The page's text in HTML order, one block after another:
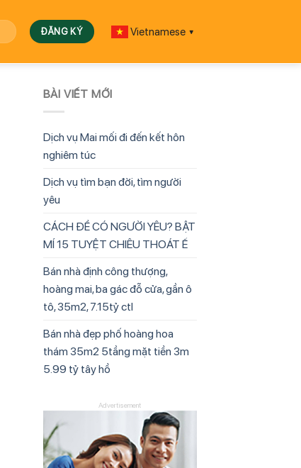
Vietnamese ▼
BÀI VIẾT MỚI
Dịch vụ Mai mối đi đến kết hôn
nghiêm túc
Dịch vụ tìm bạn đời, tìm người
yêu
CÁCH ĐỂ CÓ NGƯỜI YÊU? BẬT
MÍ 15 TUYỆT CHIÊU THOÁT Ế
Bán nhà định công thượng,
hoàng mai, ba gác đỗ cửa, gần ô
tô, 35m2, 7.15tỷ ctl
Bán nhà đẹp phố hoàng hoa
thám 35m2 5tầng mặt tiền 3m
5.99 tỷ tây hồ
Advertisement